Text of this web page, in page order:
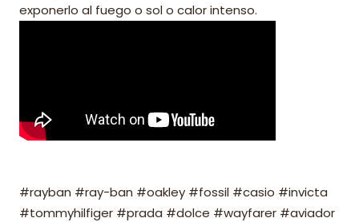
exponerlo al fuego o sol o calor intenso.
#rayban #ray-ban #oakley #fossil #casio #invicta
#tommyhilfiger #prada #dolce #wayfarer #aviador